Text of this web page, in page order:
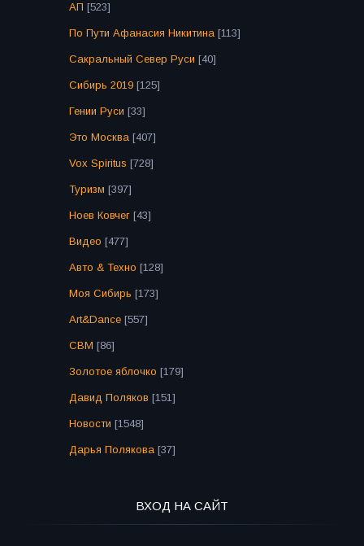
АП [523]
По Пути Афанасия Никитина [113]
Сакральный Север Руси [40]
Сибирь 2019 [125]
Гении Руси [33]
Это Москва [407]
Vox Spiritus [728]
Туризм [397]
Ноев Ковчег [43]
Видео [477]
Авто & Техно [128]
Моя Сибирь [173]
Art&Dance [557]
СВМ [86]
Золотое яблочко [179]
Давид Поляков [151]
Новости [1548]
Дарья Полякова [37]
ВХОД НА САЙТ